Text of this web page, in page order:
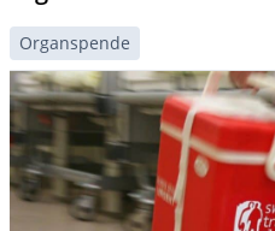
Organspende